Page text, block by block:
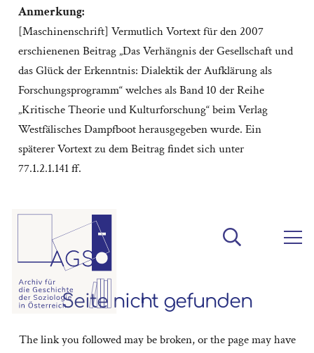
Anmerkung:
[Maschinenschrift] Vermutlich Vortext für den 2007
erschienenen Beitrag „Das Verhängnis der Gesellschaft und
das Glück der Erkenntnis: Dialektik der Aufklärung als
Forschungsprogramm“ welches als Band 10 der Reihe
„Kritische Theorie und Kulturforschung“ beim Verlag
Westfälisches Dampfboot herausgegeben wurde. Ein
späterer Vortext zu dem Beitrag findet sich unter
77.1.2.1.141 ff.